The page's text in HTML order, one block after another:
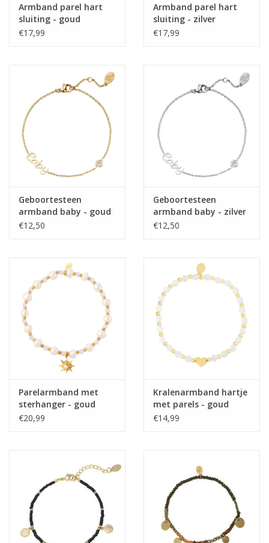
Armband parel hart
sluiting - goud
€17,99
Armband parel hart
sluiting - zilver
€17,99
Geboortesteen
armband baby - goud
€12,50
Geboortesteen
armband baby - zilver
€12,50
Parelarmband met
sterhanger - goud
€20,99
Kralenarmband hartje
met parels - goud
€14,99